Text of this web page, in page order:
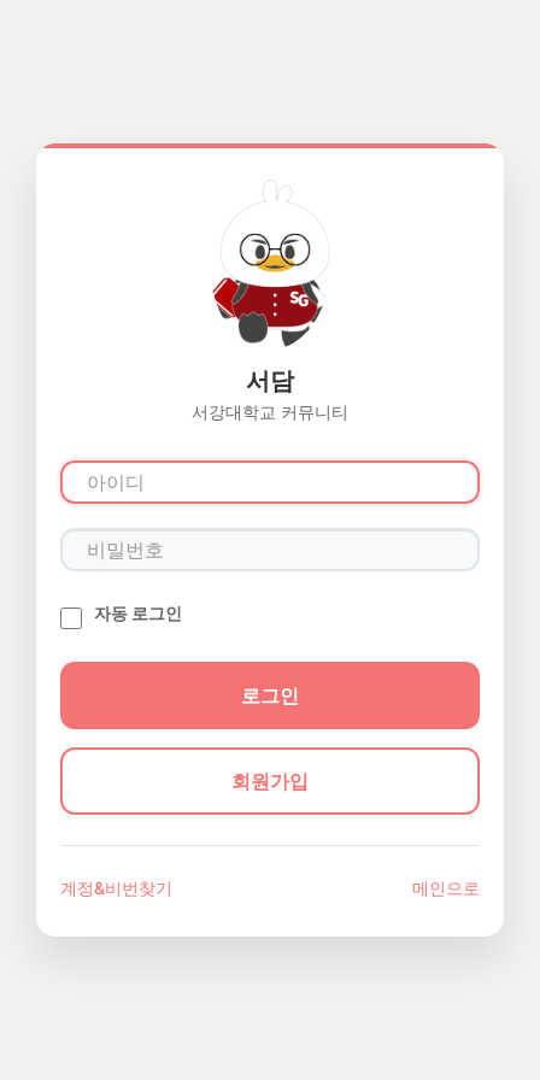
서담
서강대학교 커뮤니티
자동 로그인
회원가입
계정&비번찾기 메인으로